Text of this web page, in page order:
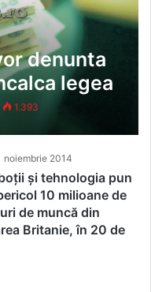
denunta
legea
ar
1.393
noiembrie 2014
și tehnologia pun
10 milioane de
de muncă din
Britanie, în 20 de